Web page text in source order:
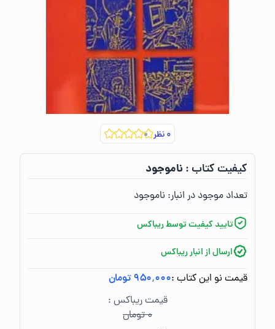
۰نظر
کیفیت کتاب :‌ ناموجود
تعداد موجود در انبار:‌ ناموجود
تایید کیفیت توسط ریباکس
ارسال از انبار ریباکس
قیمت نو این کتاب :۹۵۰٬۰۰۰ تومان
قیمت ریباکس :
۰ تومان